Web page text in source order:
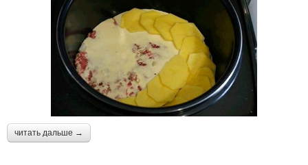
читать дальше →